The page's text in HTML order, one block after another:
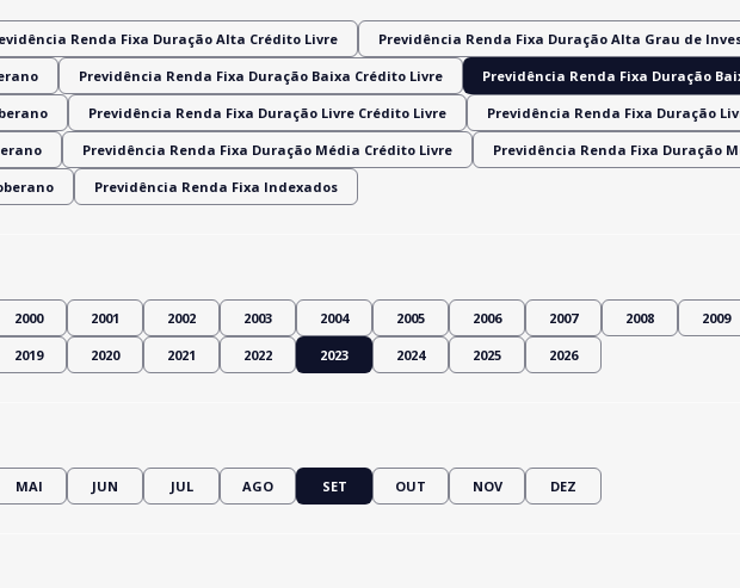
Renda Fixa Duração Alta Crédito Livre Previdência Renda Fixa Duração Alta Grau de
Previdência Renda Fixa Duração Baixa Crédito Livre Previdência Renda Fixa Duração
Previdência Renda Fixa Duração Livre Crédito Livre Previdência Renda Fixa Duração
Previdência Renda Fixa Duração Média Crédito Livre Previdência Renda Fixa Duração
Previdência Renda Fixa Indexados
2000 2001 2002 2003 2004 2005 2006 2007 2008 2009
2019 2020 2021 2022 2023 2024 2025 2026
MAI JUN JUL AGO SET OUT NOV DEZ